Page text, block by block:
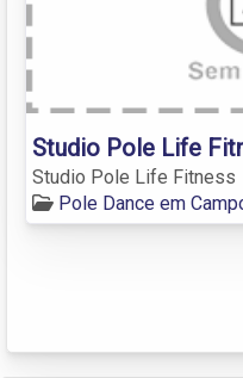
Studio Pole Life
Studio Pole Life Fitness
Pole Dance em